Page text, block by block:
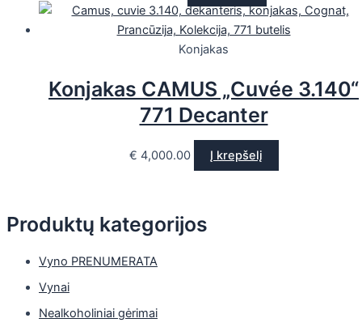
Produktų kategorijos
Vyno PRENUMERATA
Vynai
Nealkoholiniai gėrimai
Konjakas
Konjakas CAMUS „Cuvée 3.140“
771 Decanter
€ 4,000.00 Į krepšelį